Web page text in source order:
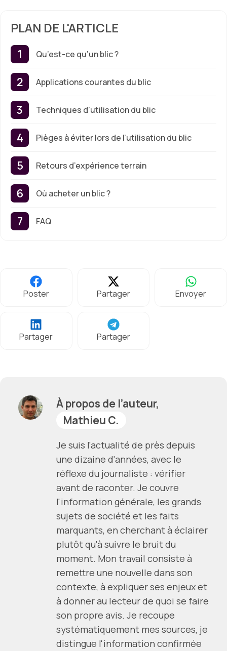
PLAN DE L'ARTICLE
Qu’est-ce qu’un blic ?
Applications courantes du blic
Techniques d’utilisation du blic
Pièges à éviter lors de l’utilisation du blic
Retours d’expérience terrain
Où acheter un blic ?
FAQ
Poster Partager Envoyer
Partager Partager
À propos de l’auteur,
Mathieu C.
Je suis l'actualité de près depuis
une dizaine d'années, avec le
réflexe du journaliste : vérifier
avant de raconter. Je couvre
l'information générale, les grands
sujets de société et les faits
marquants, en cherchant à éclairer
plutôt qu'à suivre le bruit du
moment. Mon travail consiste à
remettre une nouvelle dans son
contexte, à expliquer ses enjeux et
à donner au lecteur de quoi se faire
son propre avis. Je recoupe
systématiquement mes sources, je
distingue l'information confirmée